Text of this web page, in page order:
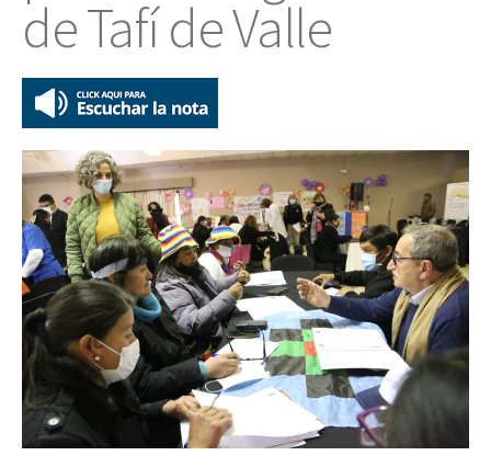
de Tafí de Valle